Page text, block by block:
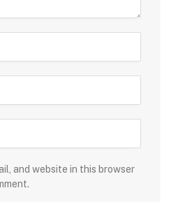
and website in this browser